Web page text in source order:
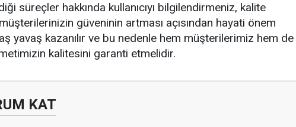
süreçler hakkında kullanıcıyı bilgilendirmeniz, kalite
güveninin artması açısından hayati önem
yavaş kazanılır ve bu nedenle hem müşterilerimiz hem de
kalitesini garanti etmelidir.
KAT